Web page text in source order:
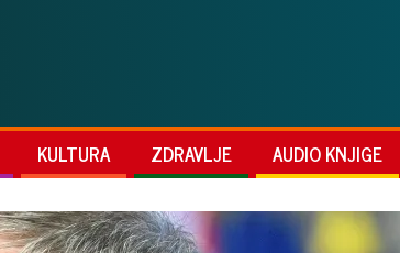
KULTURA ZDRAVLJE AUDIO KNJIGE